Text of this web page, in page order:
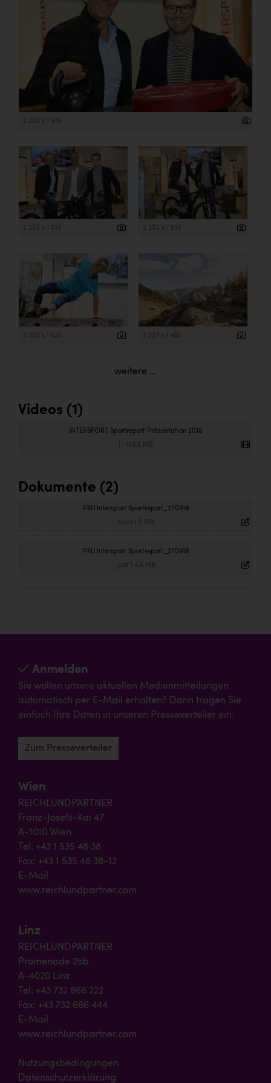
2 303 x 1 535
2 303 x 1 535 2 303 x 1 535
2 303 x 1 535 2 227 x 1 485
weitere ...
Videos (1)
INTERSPORT Sportreport Präsentation 2018
138,6 MB
Dokumente (2)
PKU Intersport Sportreport_270918
.docx 5 MB
PKU Intersport Sportreport_270918
.pdf 4,6 MB
Anmelden
Sie wollen unsere aktuellen Medienmitteilungen
automatisch per E-Mail erhalten? Dann tragen Sie
einfach Ihre Daten in unseren Presseverteiler ein:
Zum Presseverteiler
Wien
REICHLUNDPARTNER
Franz-Josefs-Kai 47
A-1010 Wien
Tel: +43 1 535 48 38
Fax: +43 1 535 48 38-12
E-Mail
www.reichlundpartner.com
Linz
REICHLUNDPARTNER
Promenade 25b
A-4020 Linz
Tel: +43 732 666 222
Fax: +43 732 666 444
E-Mail
www.reichlundpartner.com
Nutzungsbedingungen
Datenschutzerklärung